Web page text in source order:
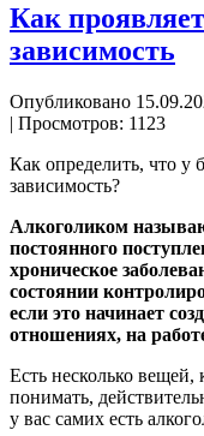
Как
зависимость
Опубликовано
| Просмотров: 1123
Как определить, что у
зависимость?
Алкоголиком
постоянного
хроническое
состоянии
если это начинает
отношениях, на
Есть несколько вещей,
понимать,
у вас самих есть